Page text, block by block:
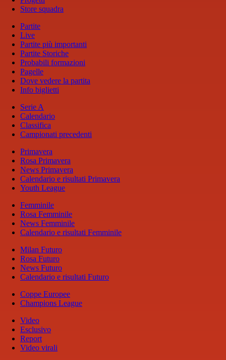
Store squadra
Partite
Live
Partite più importanti
Partite Storiche
Probabili formazioni
Pagelle
Dove vedere la partita
Info biglietti
Serie A
Calendario
Classifica
Campionati precedenti
Primavera
Rosa Primavera
News Primavera
Calendario e risultati Primavera
Youth League
Femminile
Rosa Femminile
News Femminile
Calendario e risultati Femminile
Milan Futuro
Rosa Futuro
News Futuro
Calendario e risultati Futuro
Coppe Europee
Champions League
Video
Esclusivo
Report
Video virali